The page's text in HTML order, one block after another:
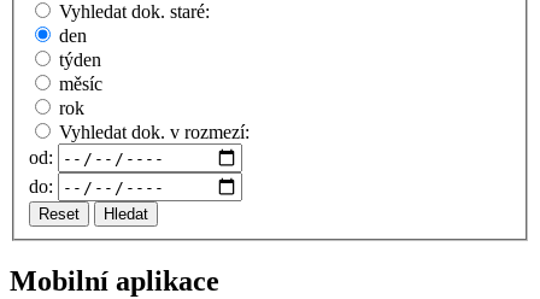
Vyhledat dok. staré:
den
týden
měsíc
rok
Vyhledat dok. v rozmezí:
od:
do:
Reset Hledat
Mobilní aplikace